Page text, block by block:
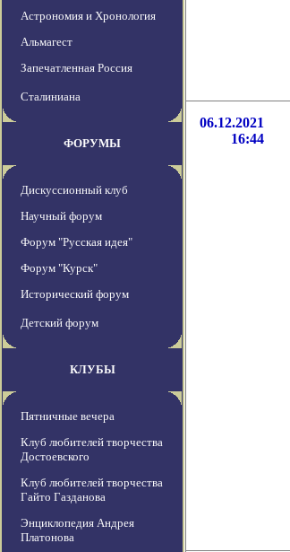
Астрономия и Хронология
Альмагест
Запечатленная Россия
Сталиниана
ФОРУМЫ
Дискуссионный клуб
Научный форум
Форум "Русская идея"
Форум "Курск"
Исторический форум
Детский форум
КЛУБЫ
Пятничные вечера
Клуб любителей творчества
Достоевского
Клуб любителей творчества
Гайто Газданова
Энциклопедия Андрея
Платонова
06.12.2021
16:44